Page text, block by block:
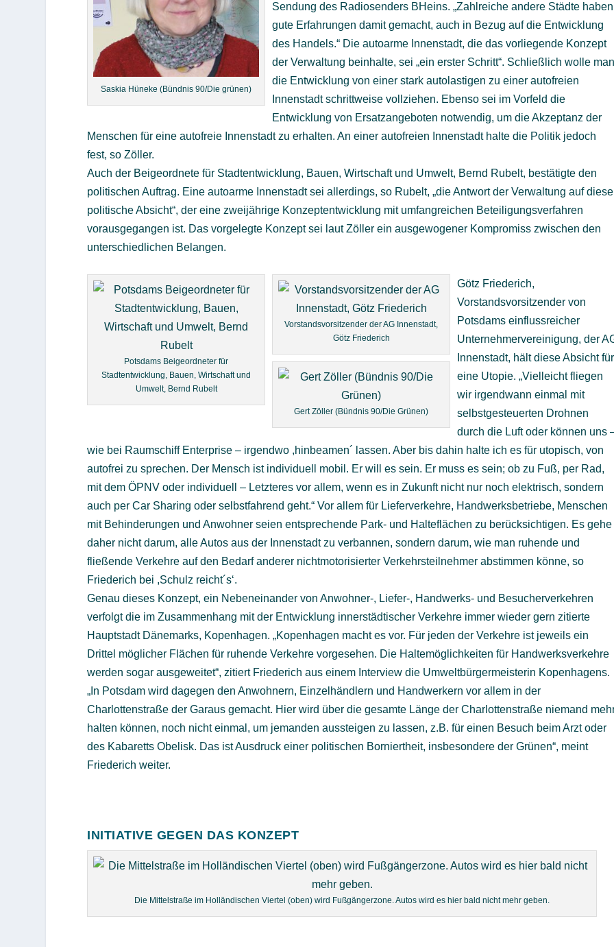
Saskia Hüneke (Bündnis 90/Die grünen)
Sendung des Radiosenders BHeins. „Zahlreiche andere Städte haben
gute Erfahrungen damit gemacht, auch in Bezug auf die Entwicklung
des Handels.“ Die autoarme Innenstadt, die das vorliegende Konzept
der Verwaltung beinhalte, sei „ein erster Schritt“. Schließlich wolle
die Entwicklung von einer stark autolastigen zu einer autofreien
Innenstadt schrittweise vollziehen. Ebenso sei im Vorfeld die
Entwicklung von Ersatzangeboten notwendig, um die Akzeptanz der
Menschen für eine autofreie Innenstadt zu erhalten. An einer autofreien Innenstadt halte die Politik jedoch
fest, so Zöller.
Auch der Beigeordnete für Stadtentwicklung, Bauen, Wirtschaft und Umwelt, Bernd Rubelt, bestätigte den
politischen Auftrag. Eine autoarme Innenstadt sei allerdings, so Rubelt, „die Antwort der Verwaltung auf diese
politische Absicht“, der eine zweijährige Konzeptentwicklung mit umfangreichen Beteiligungsverfahren
vorausgegangen ist. Das vorgelegte Konzept sei laut Zöller ein ausgewogener Kompromiss zwischen den
unterschiedlichen Belangen.
Potsdams Beigeordneter für
Stadtentwicklung, Bauen, Wirtschaft und
Umwelt, Bernd Rubelt
Vorstandsvorsitzender der AG Innenstadt,
Götz Friederich
Gert Zöller (Bündnis 90/Die Grünen)
Götz Friederich,
Vorstandsvorsitzender von
Potsdams einflussreicher
Unternehmervereinigung, der
Innenstadt, hält diese Absicht für
eine Utopie. „Vielleicht fliegen
wir irgendwann einmal mit
selbstgesteuerten Drohnen
durch die Luft oder können uns
wie bei Raumschiff Enterprise – irgendwo ,hinbeamen´ lassen. Aber bis dahin halte ich es für utopisch, von
autofrei zu sprechen. Der Mensch ist individuell mobil. Er will es sein. Er muss es sein; ob zu Fuß, per Rad,
mit dem ÖPNV oder individuell – Letzteres vor allem, wenn es in Zukunft nicht nur noch elektrisch, sondern
auch per Car Sharing oder selbstfahrend geht.“ Vor allem für Lieferverkehre, Handwerksbetriebe, Menschen
mit Behinderungen und Anwohner seien entsprechende Park- und Halteflächen zu berücksichtigen. Es gehe
daher nicht darum, alle Autos aus der Innenstadt zu verbannen, sondern darum, wie man ruhende und
fließende Verkehre auf den Bedarf anderer nichtmotorisierter Verkehrsteilnehmer abstimmen könne, so
Friederich bei ,Schulz reicht´s‘.
Genau dieses Konzept, ein Nebeneinander von Anwohner-, Liefer-, Handwerks- und Besucherverkehren
verfolgt die im Zusammenhang mit der Entwicklung innerstädtischer Verkehre immer wieder gern zitierte
Hauptstadt Dänemarks, Kopenhagen. „Kopenhagen macht es vor. Für jeden der Verkehre ist jeweils ein
Drittel möglicher Flächen für ruhende Verkehre vorgesehen. Die Haltemöglichkeiten für Handwerksverkehre
werden sogar ausgeweitet“, zitiert Friederich aus einem Interview die Umweltbürgermeisterin Kopenhagens.
„In Potsdam wird dagegen den Anwohnern, Einzelhändlern und Handwerkern vor allem in der
Charlottenstraße der Garaus gemacht. Hier wird über die gesamte Länge der Charlottenstraße niemand
halten können, noch nicht einmal, um jemanden aussteigen zu lassen, z.B. für einen Besuch beim Arzt oder
des Kabaretts Obelisk. Das ist Ausdruck einer politischen Borniertheit, insbesondere der Grünen“, meint
Friederich weiter.
INITIATIVE GEGEN DAS KONZEPT
Die Mittelstraße im Holländischen Viertel (oben) wird Fußgängerzone. Autos wird es hier bald nicht mehr geben.